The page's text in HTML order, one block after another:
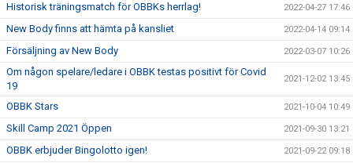
Historisk träningsmatch för OBBKs herrlag! 2022-04-27 17:46
New Body finns att hämta på kansliet 2022-04-14 09:14
Försäljning av New Body 2022-03-07 10:26
Om någon spelare/ledare i OBBK testas positivt för Covid
19
2021-12-02 13:45
OBBK Stars 2021-10-04 10:49
Skill Camp 2021 Öppen 2021-09-30 13:21
OBBK erbjuder Bingolotto igen! 2021-09-22 09:18